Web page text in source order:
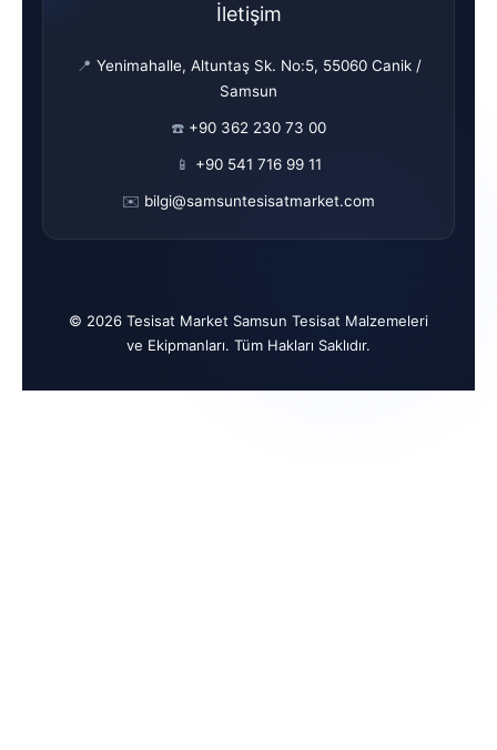
İletişim
📍 Yenimahalle, Altuntaş Sk. No:5, 55060 Canik /
Samsun
☎️ +90 362 230 73 00
📱 +90 541 716 99 11
✉️ bilgi@samsuntesisatmarket.com
© 2026 Tesisat Market Samsun Tesisat Malzemeleri
ve Ekipmanları. Tüm Hakları Saklıdır.